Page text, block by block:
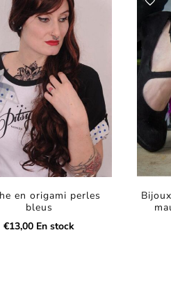
en origami perles
bleus
€13,00 En stock